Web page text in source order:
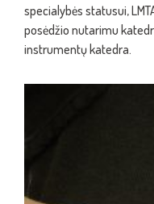
specialybės statusui,
posėdžio nutarimu
instrumentų katedra.